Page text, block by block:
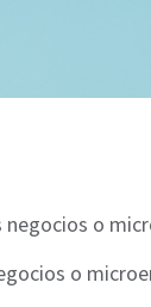
o
o